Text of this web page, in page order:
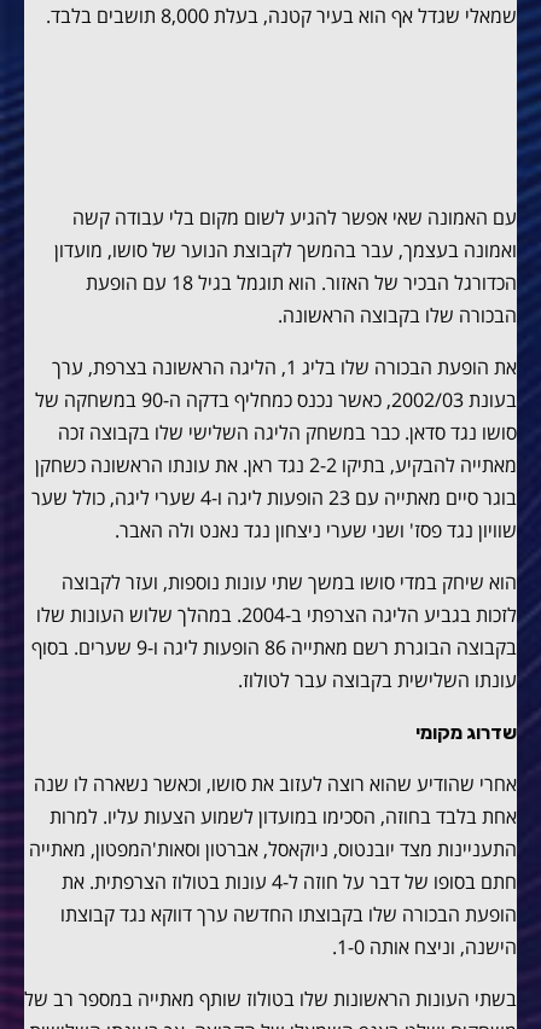
שמאלי שגדל אף הוא בעיר קטנה, בעלת 8,000 תושבים בלבד.
עם האמונה שאי אפשר להגיע לשום מקום בלי עבודה קשה
ואמונה בעצמך, עבר בהמשך לקבוצת הנוער של סושו, מועדון
הכדורגל הבכיר של האזור. הוא תוגמל בגיל 18 עם הופעת
הבכורה שלו בקבוצה הראשונה.
את הופעת הבכורה שלו בליג 1, הליגה הראשונה בצרפת, ערך
בעונת 2002/03, כאשר נכנס כמחליף בדקה ה-90 במשחקה של
סושו נגד סדאן. כבר במשחק הליגה השלישי שלו בקבוצה זכה
מאתייה להבקיע, בתיקו 2-2 נגד ראן. את עונתו הראשונה כשחקן
בוגר סיים מאתייה עם 23 הופעות ליגה ו-4 שערי ליגה, כולל שער
שוויון נגד פסז' ושני שערי ניצחון נגד נאנט ולה האבר.
הוא שיחק במדי סושו במשך שתי עונות נוספות, ועזר לקבוצה
לזכות בגביע הליגה הצרפתי ב-2004. במהלך שלוש העונות שלו
בקבוצה הבוגרת רשם מאתייה 86 הופעות ליגה ו-9 שערים. בסוף
עונתו השלישית בקבוצה עבר לטולוז.
שדרוג מקומי
אחרי שהודיע שהוא רוצה לעזוב את סושו, וכאשר נשארה לו שנה
אחת בלבד בחוזה, הסכימו במועדון לשמוע הצעות עליו. למרות
התעניינות מצד יובנטוס, ניוקאסל, אברטון וסאות'המפטון, מאתייה
חתם בסופו של דבר על חוזה ל-4 עונות בטולוז הצרפתית. את
הופעת הבכורה שלו בקבוצתו החדשה ערך דווקא נגד קבוצתו
הישנה, וניצח אותה 1-0.
בשתי העונות הראשונות שלו בטולוז שותף מאתייה במספר רב של